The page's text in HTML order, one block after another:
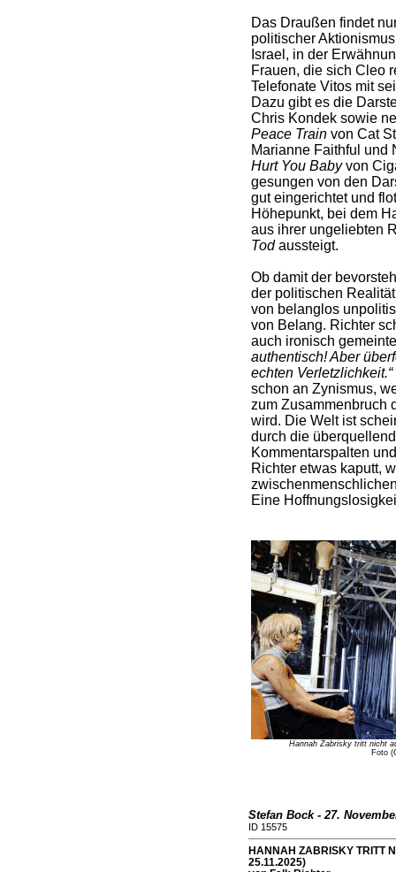
Das Draußen findet
politischer
Israel, in der
Frauen, die sich Cleo
Telefonate Vitos mit
Dazu gibt es die
Chris Kondek sowie
Peace Trainvon Cat
Marianne Faithful und
Hurt You Babyvon
gesungen von den
gut eingerichtet und
Höhepunkt, bei dem
aus ihrer ungeliebten
Todaussteigt.
Ob damit der
der politischen
von belanglos
von Belang. Richter
auch ironisch
authentisch! Aber
echten Verletzlichkeit.“
schon an Zynismus,
zum Zusammenbruch
wird. Die Welt ist
durch die
Kommentarspalten
Richter etwas kaputt,
Eine
Hannah Zabrisky tritt nicht
Foto
Stefan Bock - 27.
ID 15575
HANNAH ZABRISKY TRITT
25.11.2025)